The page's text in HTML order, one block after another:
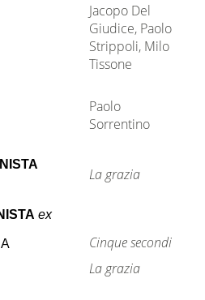
Jacopo Del
Giudice, Paolo
Strippoli, Milo
Tissone
Paolo
Sorrentino
La grazia
ex
Cinque secondi
La grazia